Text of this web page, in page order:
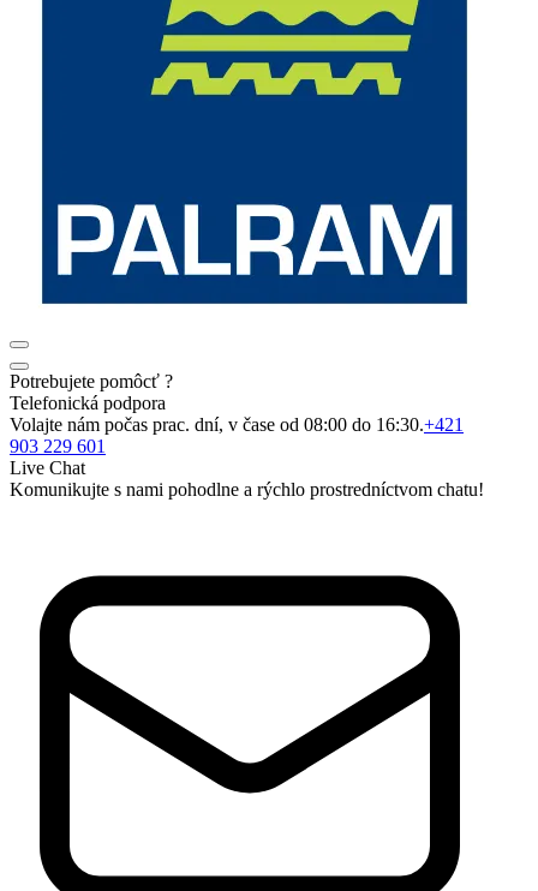
Potrebujete pomôcť ?
Telefonická podpora
Volajte nám počas prac. dní, v čase od 08:00 do 16:30.+421
903 229 601
Live Chat
Komunikujte s nami pohodlne a rýchlo prostredníctvom chatu!